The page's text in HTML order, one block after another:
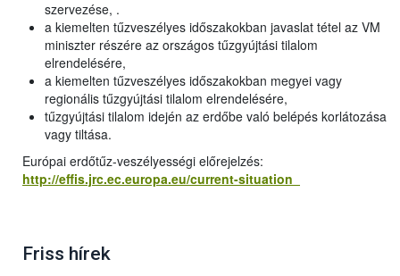
szervezése, .
a kiemelten tűzveszélyes időszakokban javaslat tétel az VM
miniszter részére az országos tűzgyújtási tilalom
elrendelésére,
a kiemelten tűzveszélyes időszakokban megyei vagy
regionális tűzgyújtási tilalom elrendelésére,
tűzgyújtási tilalom idején az erdőbe való belépés korlátozása
vagy tiltása.
Európai erdőtűz-veszélyességi előrejelzés:
http://effis.jrc.ec.europa.eu/current-situation
Friss hírek